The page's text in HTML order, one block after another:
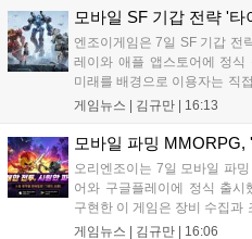
의 오만으로 균열이...
모바일 SF 기갑 전략 '
엔조이게임은 7일 SF 기갑 전
레이와 애플 앱스토어에 정
미래를 배경으로 이용자는 직
위한 전투를 펼친다. 지휘관 모
지원 보상을 제공한다. 상세 내
게임뉴스 | 김규만 16:13
모바일 파밍 MMORPG,
오리엔조이는 7일 모바일 파
어와 구글플레이에 정식 출
구현한 이 게임은 장비 수집과
무기 스킬을 활용한 전략적
게임뉴스 | 김규만 16:06